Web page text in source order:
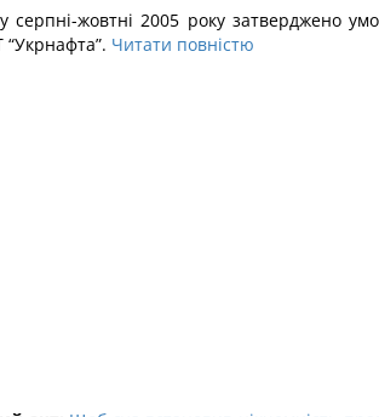
жовтні 2005 року затверджено
“Укрнафта”. Читати повністю